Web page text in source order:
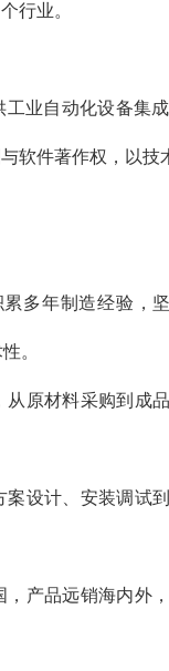
行业。
业自动化设备集
软件著作权，以技
多年制造经验，
。
原材料采购到成
设计、安装调试
产品远销海内外